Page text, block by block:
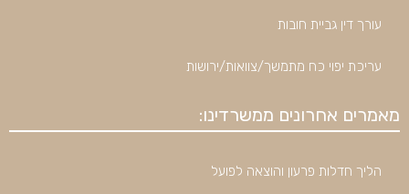
עורך דין גביית חובות
עריכת יפוי כח מתמשך/צוואות/ירושות
מאמרים אחרונים ממשרדינו:
הליך חדלות פרעון והוצאה לפועל